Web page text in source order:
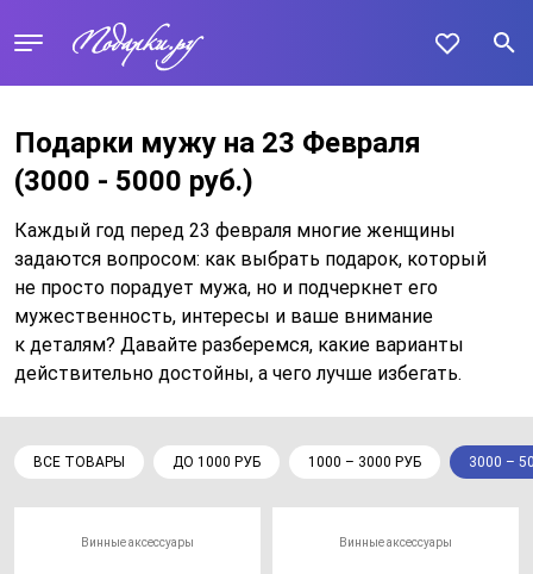
Подарки мужу на 23 Февраля
(3000 - 5000 руб.)
Каждый год перед 23 февраля многие женщины
задаются вопросом: как выбрать подарок, который
не просто порадует мужа, но и подчеркнет его
мужественность, интересы и ваше внимание
к деталям? Давайте разберемся, какие варианты
действительно достойны, а чего лучше избегать.
ВСЕ ТОВАРЫ ДО 1000 РУБ 1000 – 3000 РУБ 3000 –
Винные аксессуары Винные аксессуары